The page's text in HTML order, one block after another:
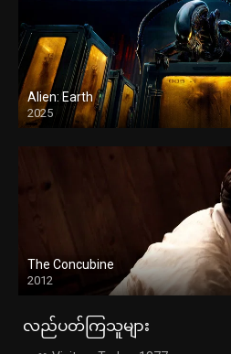
Alien: Earth
2025
The Concubine
2012
လည်ပတ်ကြသူများ